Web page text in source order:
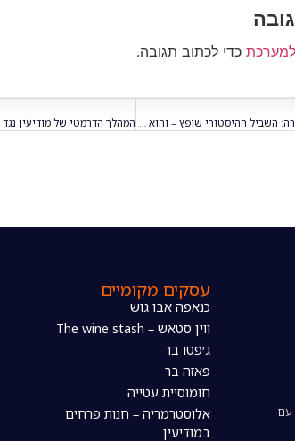
כדי לכתוב תגובה.
עם
עסקים מקומיים
כנאפה אבו גוש
ווין סטאש – The wine stash
ג׳פטו בר
פאזה בר
חומוסיית עטייה
אלוסטרמריה – חנות פרחים
במודיעין